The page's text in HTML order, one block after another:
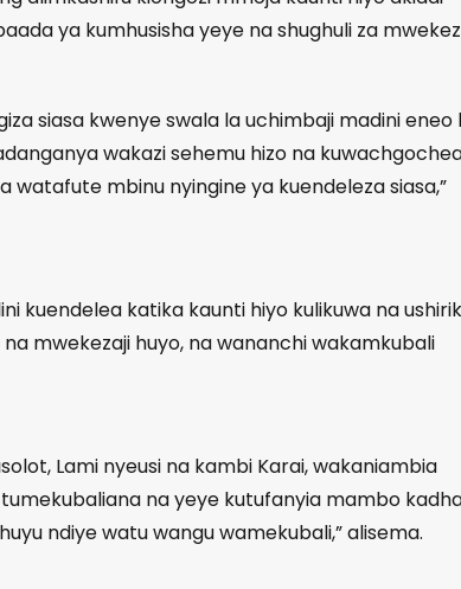
ya kumhusisha yeye na shughuli za
siasa kwenye swala la uchimbaji madini eneo
wakazi sehemu hizo na
mbinu nyingine ya kuendeleza siasa,”
kuendelea katika kaunti hiyo kulikuwa na
mwekezaji huyo, na wananchi wakamkubali
Lami nyeusi na kambi Karai, wakaniambia
na yeye kutufanyia mambo
ndiye watu wangu wamekubali,” alisema.